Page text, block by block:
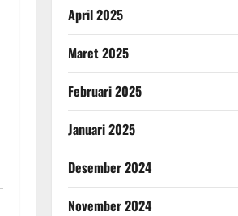
April 2025
Maret 2025
Februari 2025
Januari 2025
Desember 2024
November 2024